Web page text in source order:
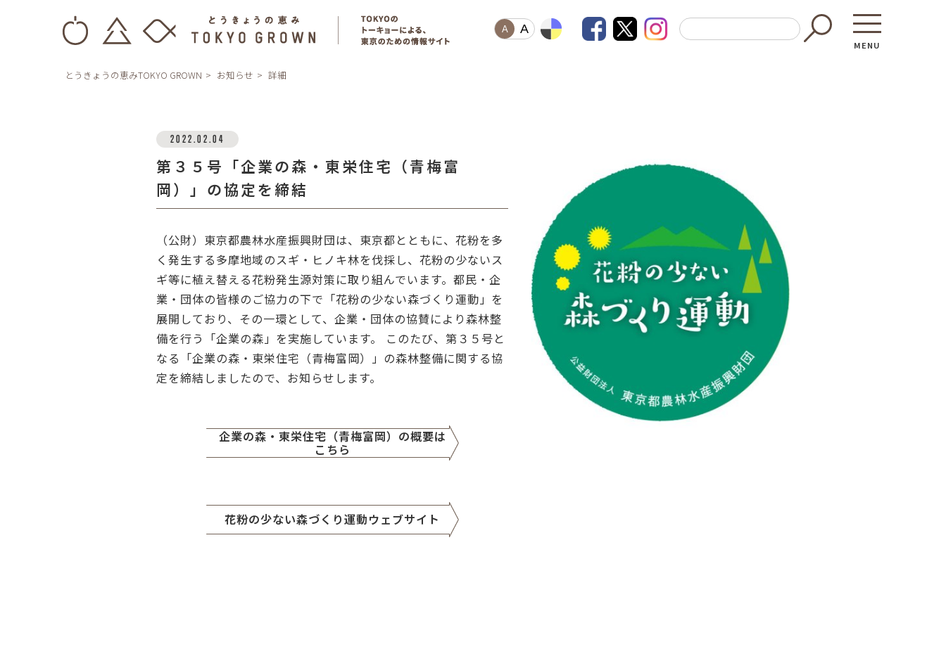
A A
MENU
─ 東京都GAP認証者一覧
東京都の食材を使った料理教室
働く・学ぶ
─ 農業
─ 森林・林業
─ 水産業
子供向け学習コンテンツ
─ MOGUHAPI モグハピ！
─ 緒方湊の「食育クイズ」
─ 「畜産クイズ」
とうきょうの恵みTOKYO GROWN お知らせ 詳細
2022.02.04
第３５号「企業の森・東栄住宅（青梅富
岡）」の協定を締結
（公財）東京都農林水産振興財団は、東京都とともに、花粉を多
く発生する多摩地域のスギ・ヒノキ林を伐採し、花粉の少ないス
ギ等に植え替える花粉発生源対策に取り組んでいます。都民・企
業・団体の皆様のご協力の下で「花粉の少ない森づくり運動」を
展開しており、その一環として、企業・団体の協賛により森林整
備を行う「企業の森」を実施しています。 このたび、第３５号と
なる「企業の森・東栄住宅（青梅富岡）」の森林整備に関する協
定を締結しましたので、お知らせします。
企業の森・東栄住宅（青梅富岡）の概要は
こちら
花粉の少ない森づくり運動ウェブサイト